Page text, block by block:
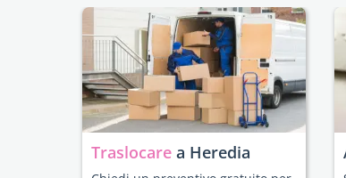
Traslocare a Heredia